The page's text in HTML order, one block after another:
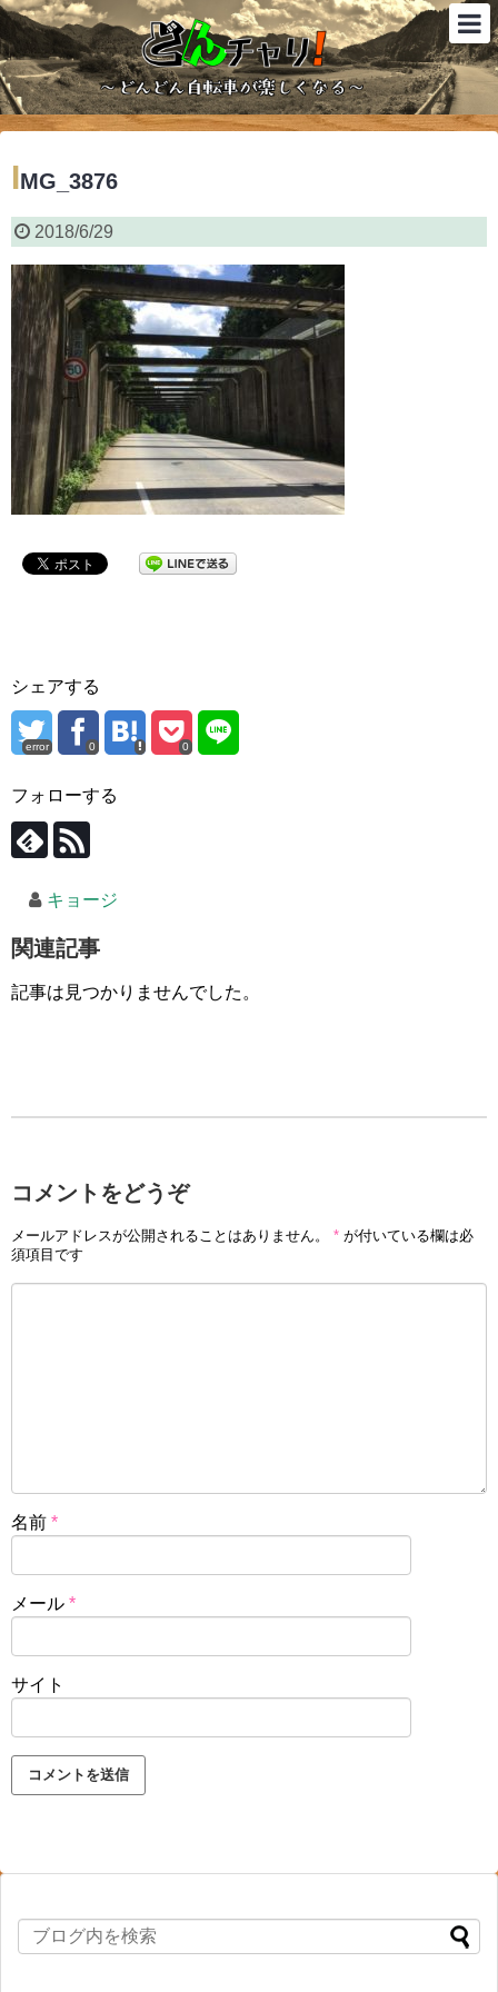
IMG_3876
2018/6/29
シェアする
error 0 0
フォローする
キョージ
関連記事
記事は見つかりませんでした。
コメントをどうぞ
メールアドレスが公開されることはありません。 * が付いている欄は必
須項目です
名前 *
メール *
サイト